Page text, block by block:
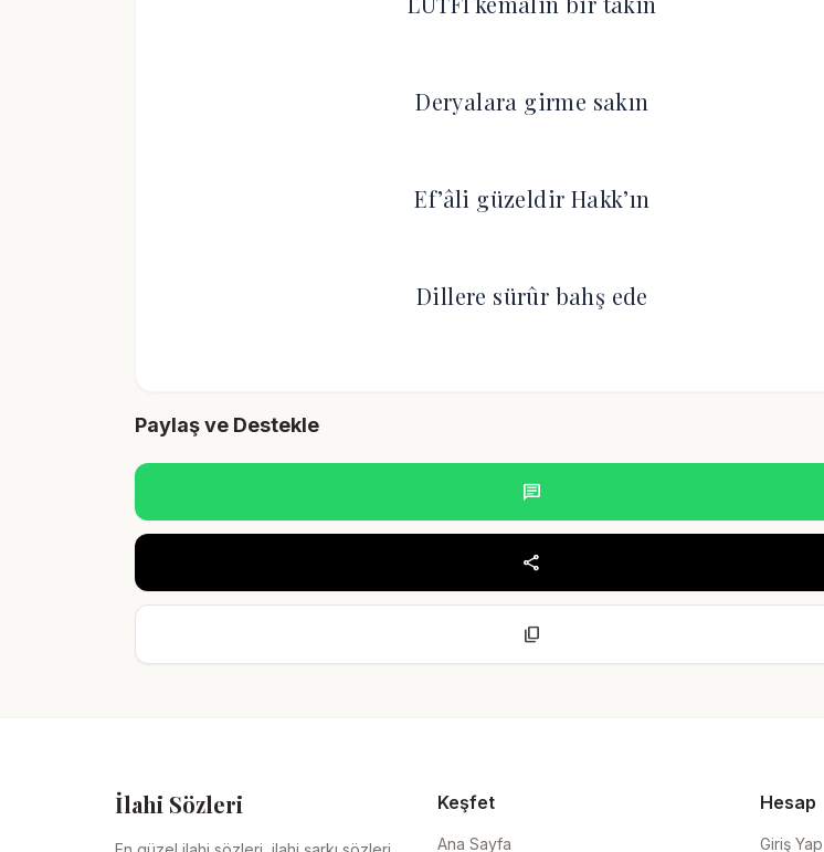
Deryalara girme sakın
Ef’âli güzeldir Hakk’ın
Dillere sürûr bahş ede
Paylaş ve Destekle
chat
share
content_copy
İlahi Sözleri Keşfet
Ana Sayfa
Hesap
Giriş Yap